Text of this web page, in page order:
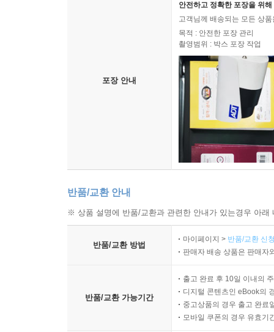
포장 안내
안전하고 정확한 포장을 위
고객님께 배송되는 모든 상
목적 : 안전한 포장 관리
촬영범위 : 박스 포장 작업
반품/교환 안내
※ 상품 설명에 반품/교환과 관련한 안내가 있는경우 아
반품/교환 방법
마이페이지 > 반품/교환 신
판매자 배송 상품은 판매자
반품/교환 가능기간
출고 완료 후 10일 이내의
디지털 콘텐츠인 eBook의
중고상품의 경우 출고 완료
모바일 쿠폰의 경우 유효기